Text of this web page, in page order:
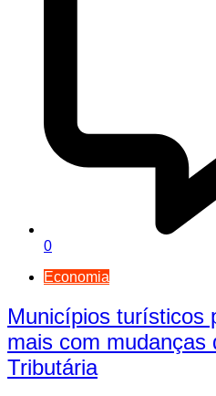
0
Economia
Municípios turísticos
mais com mudanças
Tributária